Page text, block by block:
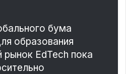
бума
образования
рынок EdTech пока